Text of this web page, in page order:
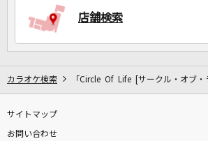
店舗検索
カラオケ検索 「Circle Of Life [サークル・オブ・
サイトマップ
お問い合わせ